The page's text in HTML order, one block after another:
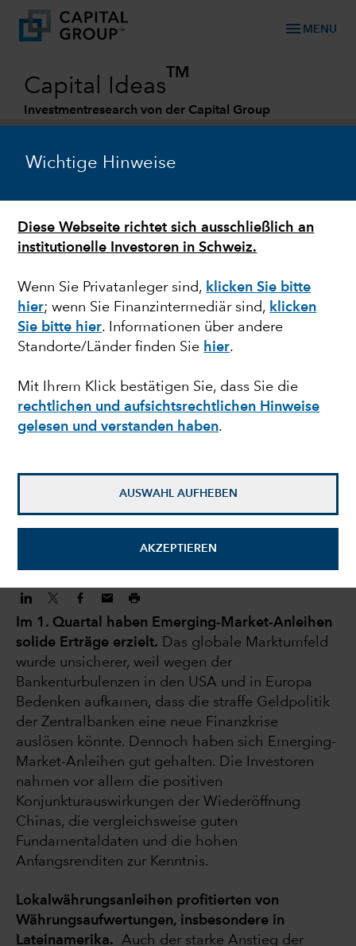
Wichtige Hinweise
Diese Webseite richtet sich ausschließlich an
institutionelle Investoren in Schweiz.
Wenn Sie Privatanleger sind, klicken Sie bitte
hier; wenn Sie Finanzintermediär sind, klicken
Sie bitte hier. Informationen über andere
Standorte/Länder finden Sie hier.
Mit Ihrem Klick bestätigen Sie, dass Sie die
rechtlichen und aufsichtsrechtlichen Hinweise
gelesen und verstanden haben.
AUSWAHL AUFHEBEN
AKZEPTIEREN
menu MENU
Capital Ideas
TM
Investmentresearch von der Capital Group
ANLEIHEN
Emerging-Market-
Anleihen: Höheres
Ertragspotenzial durch
Anfangsrenditen
Im 1. Quartal haben Emerging-Market-Anleihen
solide Erträge erzielt. Das globale Marktumfeld
wurde unsicherer, weil wegen der
Bankenturbulenzen in den USA und in Europa
Bedenken aufkamen, dass die straffe Geldpolitik
der Zentralbanken eine neue Finanzkrise
auslösen könnte. Dennoch haben sich Emerging-
Market-Anleihen gut gehalten. Die Investoren
nahmen vor allem die positiven
Konjunkturauswirkungen der Wiederöffnung
Chinas, die vergleichsweise guten
Fundamentaldaten und die hohen
Anfangsrenditen zur Kenntnis.
Lokalwährungsanleihen profitierten von
Währungsaufwertungen, insbesondere in
Lateinamerika. Auch der starke Anstieg der